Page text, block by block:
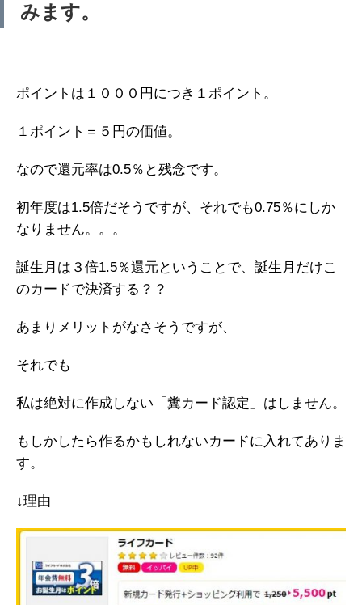
みます。
ポイントは１０００円につき１ポイント。
１ポイント＝５円の価値。
なので還元率は0.5％と残念です。
初年度は1.5倍だそうですが、それでも0.75％にしか
なりません。。。
誕生月は３倍1.5％還元ということで、誕生月だけこ
のカードで決済する？？
あまりメリットがなさそうですが、
それでも
私は絶対に作成しない「糞カード認定」はしません。
もしかしたら作るかもしれないカードに入れてありま
す。
↓理由